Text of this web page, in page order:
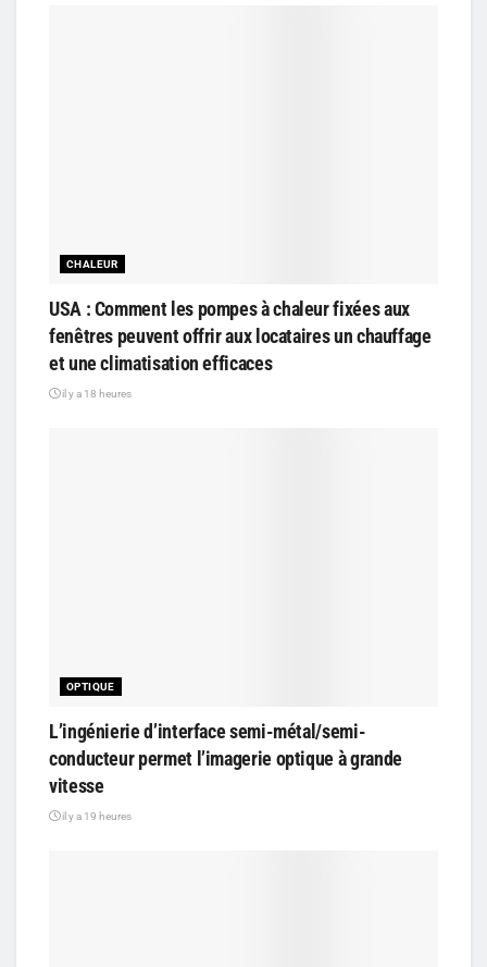
CHALEUR
USA : Comment les pompes à chaleur fixées aux
fenêtres peuvent offrir aux locataires un chauffage
et une climatisation efficaces
il y a 18 heures
OPTIQUE
L’ingénierie d’interface semi-métal/semi-
conducteur permet l’imagerie optique à grande
vitesse
il y a 19 heures